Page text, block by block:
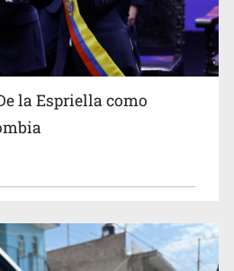
la Espriella como